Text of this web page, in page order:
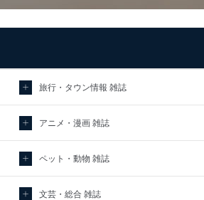
旅行・タウン情報 雑誌
アニメ・漫画 雑誌
ペット・動物 雑誌
文芸・総合 雑誌